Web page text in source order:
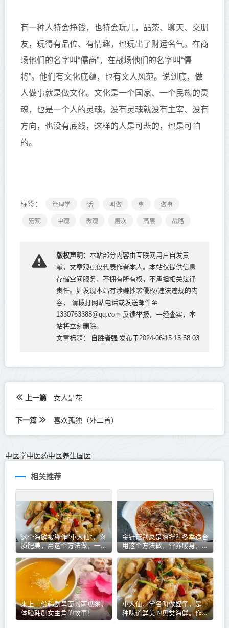
有一种人特会挣钱，也特会玩儿，品茶、聊天、交朋
友，玩得有品位、有情趣，也玩出了财运名气。在商
场他们的名字叫“儒商”，在战场他们的名字叫“儒
将”。他们有文化底蕴，也有文人风范。说到底，做
人做事就是做文化。文化是一个国家、一个民族的灵
魂，也是一个人的灵魂。没有灵魂就没有主宰、没有
方向，也没有底线，这样的人是可悲的，也是可怕
的。
标签： 管理学 话 叫做 事
做事
宏观
中观 微观 层次 高层 战略
版权声明： 本站部分内容由互联网用户自发贡
献，文章观点仅代表作者本人。本站仅提供信息
存储空间服务，不拥有所有权，不承担相关法律
责任。如发现本站有涉嫌抄袭侵权/违法违规的内
容， 请拨打网站电话或发送邮件至
1330763388@qq.com 反馈举报，一经查实，本
站将立刻删除。
文章标题：
自胜者强 发布于2024-06-15 15:58:03
上一篇 女人是花
下一篇 喜欢孤独（外二首）
中医学中医药中医养生国医
相关推荐
这个海鲜被称作“小人仙”，肉
质肥美，用这个方法做，一盘
不够吃
金针菇别总是凉拌？冬季适合
用这个方法做，营养暖身，开
胃下饭香
来上一份韩剧里面的南瓜粥，
体验韩剧女主角的故事！
小人仙，学名叫做蛏子，是一
种味道鲜美的贝类海鲜。作为
一名大厨，我可以为你分享一